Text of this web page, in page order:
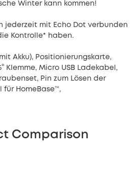
Winter kann kommen!
jederzeit mit Echo Dot verbunden
Kontrolle* haben.
Akku), Positionierungskarte,
Klemme, Micro USB Ladekabel,
Pin zum Lösen der
für HomeBase™,
Comparison